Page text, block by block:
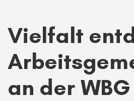
Vielfalt
an der WBG